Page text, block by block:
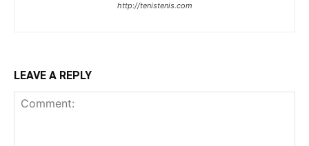
http://tenistenis.com
LEAVE A REPLY